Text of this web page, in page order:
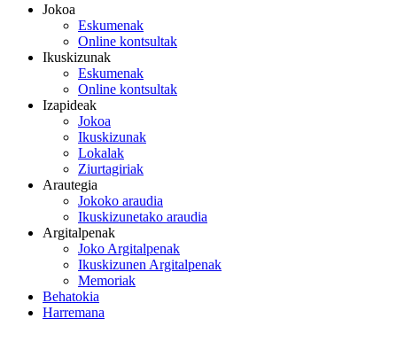
Jokoa
Eskumenak
Online kontsultak
Ikuskizunak
Eskumenak
Online kontsultak
Izapideak
Jokoa
Ikuskizunak
Lokalak
Ziurtagiriak
Arautegia
Jokoko araudia
Ikuskizunetako araudia
Argitalpenak
Joko Argitalpenak
Ikuskizunen Argitalpenak
Memoriak
Behatokia
Harremana